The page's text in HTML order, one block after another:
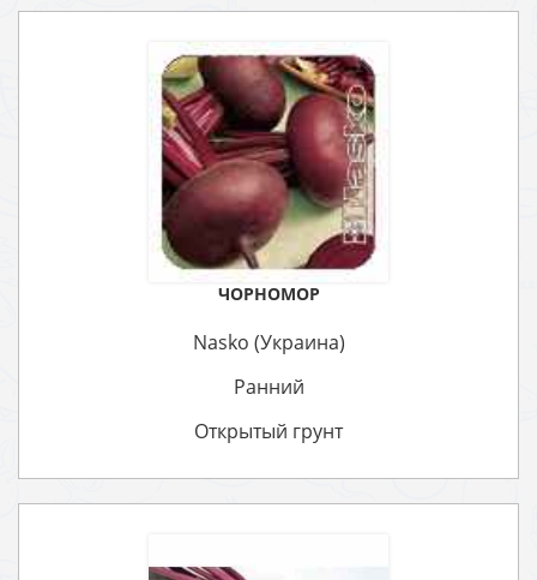
ЧОРНОМОР
Nasko (Украина)
Ранний
Открытый грунт